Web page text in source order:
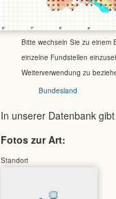
Bitte wechseln Sie zu einem
einzelne Fundstellen
Weiterverwendung zu
Bundesland
In unserer Datenbank
Fotos zur Art:
Standort